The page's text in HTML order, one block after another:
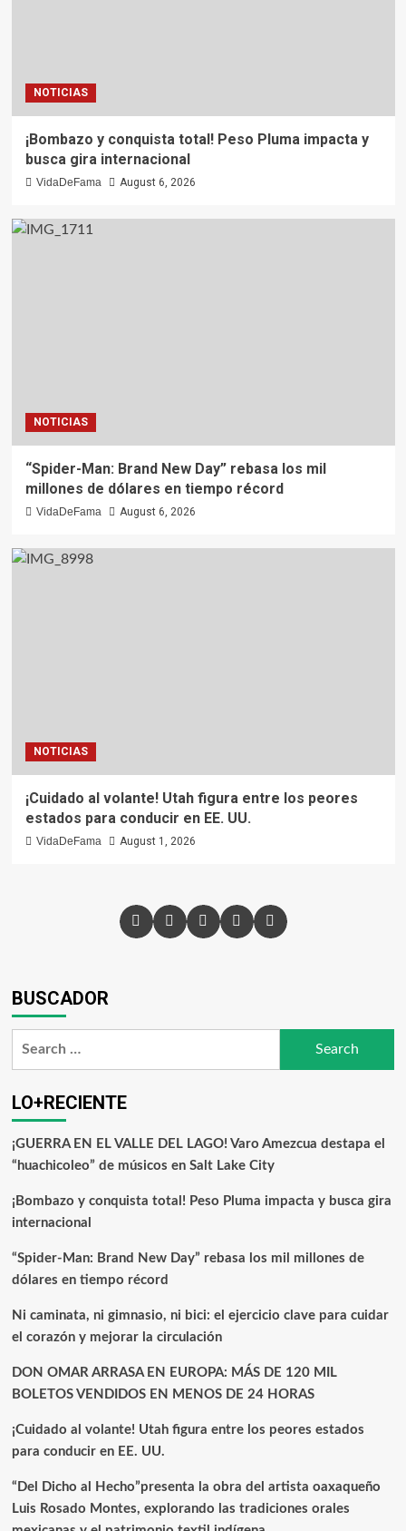
NOTICIAS
¡Bombazo y conquista total! Peso Pluma impacta y
busca gira internacional
VidaDeFama August 6, 2026
NOTICIAS
“Spider-Man: Brand New Day” rebasa los mil
millones de dólares en tiempo récord
VidaDeFama August 6, 2026
NOTICIAS
¡Cuidado al volante! Utah figura entre los peores
estados para conducir en EE. UU.
VidaDeFama August 1, 2026
BUSCADOR
LO+RECIENTE
¡GUERRA EN EL VALLE DEL LAGO! Varo Amezcua destapa el
“huachicoleo” de músicos en Salt Lake City
¡Bombazo y conquista total! Peso Pluma impacta y busca gira
internacional
“Spider-Man: Brand New Day” rebasa los mil millones de
dólares en tiempo récord
Ni caminata, ni gimnasio, ni bici: el ejercicio clave para cuidar
el corazón y mejorar la circulación
DON OMAR ARRASA EN EUROPA: MÁS DE 120 MIL
BOLETOS VENDIDOS EN MENOS DE 24 HORAS
¡Cuidado al volante! Utah figura entre los peores estados
para conducir en EE. UU.
“Del Dicho al Hecho”presenta la obra del artista oaxaqueño
Luis Rosado Montes, explorando las tradiciones orales